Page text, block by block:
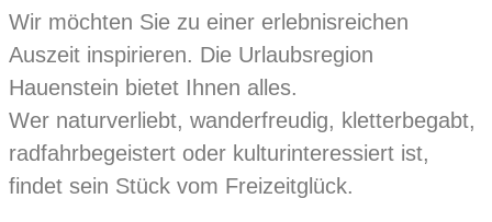
Wir möchten Sie zu einer erlebnisreichen
Auszeit inspirieren. Die Urlaubsregion
Hauenstein bietet Ihnen alles.
Wer naturverliebt, wanderfreudig, kletterbegabt,
radfahrbegeistert oder kulturinteressiert ist,
findet sein Stück vom Freizeitglück.